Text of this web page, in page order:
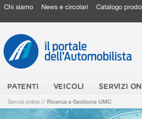
Chi siamo News e circolari Catalogo
PATENTI VEICOLI SERVIZI
Servizi online // Ricerca e Gestione UMC